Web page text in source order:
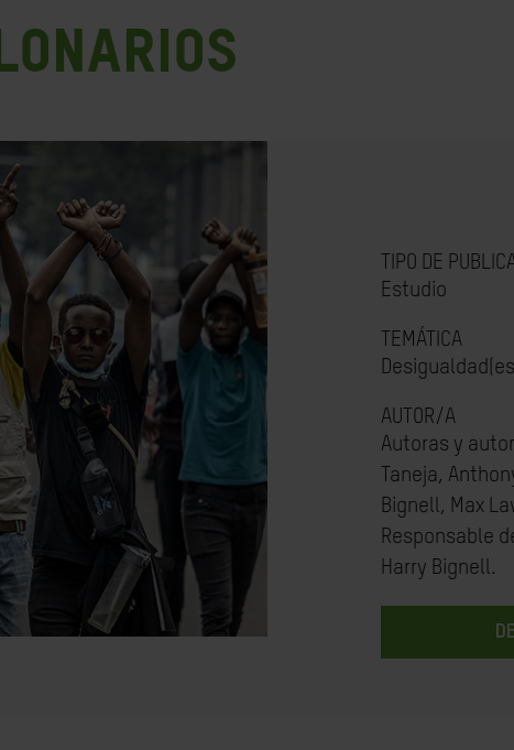
TIPO DE
Estudio
TEMÁTICA
Desigualdad(es)
AUTOR/A
Autoras y
Taneja,
Bignell, Max
Responsable
Harry Bignell.